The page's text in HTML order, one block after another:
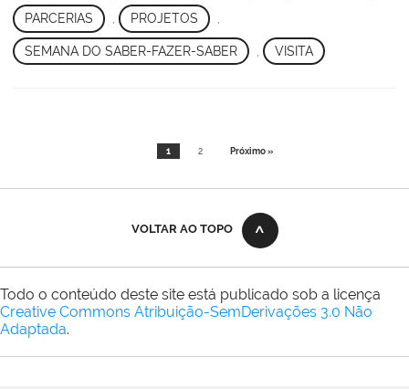
PARCERIAS , PROJETOS ,
SEMANA DO SABER-FAZER-SABER VISITA
1 2 Próximo »
VOLTAR AO TOPO
Todo o conteúdo deste site está publicado sob a licença
Creative Commons Atribuição-SemDerivações 3.0 Não
Adaptada.